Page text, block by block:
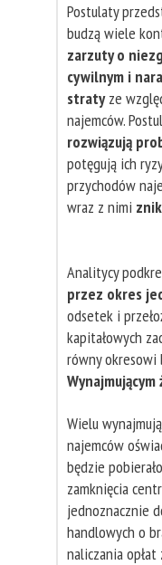
Postulaty
budzą wiele
zarzuty o
cywilnym i
stratyze
najemców.
rozwiązują
potęgują ich
przychodów
wraz z nimi
Analitycy
przez okres
odsetek i
kapitałowych
równy okresowi
Wielu
najemców
będzie
zamknięcia
jednoznacznie
handlowych o
naliczania opłat